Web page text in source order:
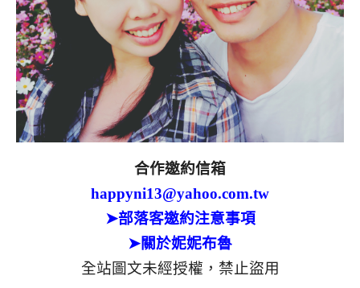
合作邀約信箱
happyni13@yahoo.com.tw
➤部落客邀約注意事項
➤關於妮妮布魯
全站圖文未經授權，禁止盜用